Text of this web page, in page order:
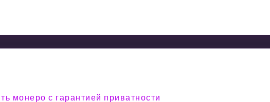
монеро с гарантией приватности